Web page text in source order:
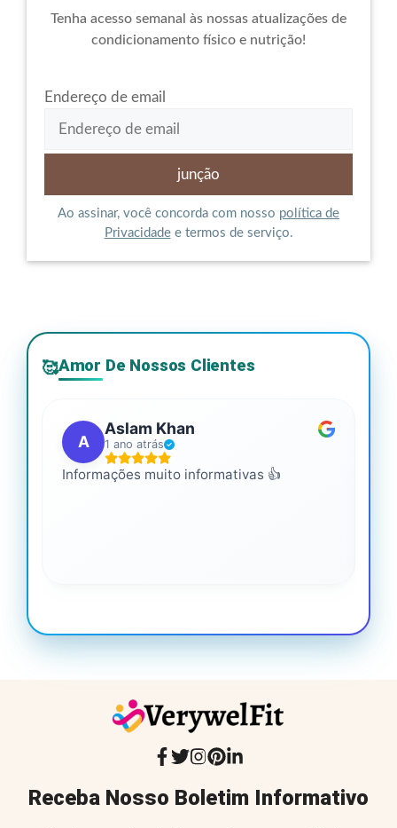
Tenha acesso semanal às nossas atualizações de
condicionamento físico e nutrição!
Endereço de email
Ao assinar, você concorda com nosso política de
Privacidadee termos de serviço.
🥰Amor De Nossos Clientes
A
Aslam Khan
1 ano atrás
Informações muito informativas 👍
Receba Nosso Boletim Informativo